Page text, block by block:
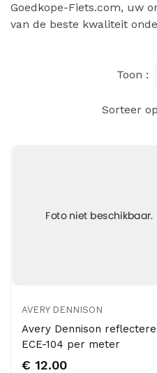
Goedkope-Fiets.com, uw
van de beste kwaliteit
Toon :
Sorteer
AVERY DENNISON
Avery Dennison
ECE-104 per meter
€ 12.00